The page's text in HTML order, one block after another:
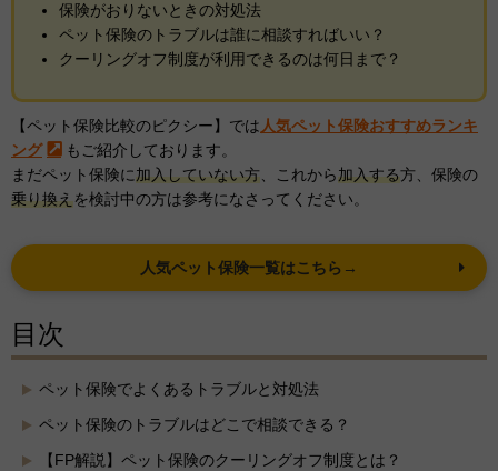
保険がおりないときの対処法
ペット保険のトラブルは誰に相談すればいい？
クーリングオフ制度が利用できるのは何日まで？
【ペット保険比較のピクシー】では人気ペット保険おすすめランキ
ング
もご紹介しております。
まだペット保険に加入していない方、これから加入する方、保険の
乗り換えを検討中の方は参考になさってください。
人気ペット保険一覧はこちら→
目次
ペット保険でよくあるトラブルと対処法
ペット保険のトラブルはどこで相談できる？
【FP解説】ペット保険のクーリングオフ制度とは？